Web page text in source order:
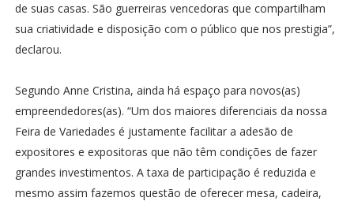
de suas casas. São guerreiras vencedoras que compartilham
sua criatividade e disposição com o público que nos prestigia”,
declarou.
Segundo Anne Cristina, ainda há espaço para novos(as)
empreendedores(as). “Um dos maiores diferenciais da nossa
Feira de Variedades é justamente facilitar a adesão de
expositores e expositoras que não têm condições de fazer
grandes investimentos. A taxa de participação é reduzida e
mesmo assim fazemos questão de oferecer mesa, cadeira,